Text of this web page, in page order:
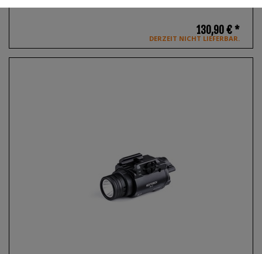
Kurzwaffen mit Picatinny-Schiene, Farbe: schwarz
DERZEIT NICHT LIEFERBAR.
130,90 € *